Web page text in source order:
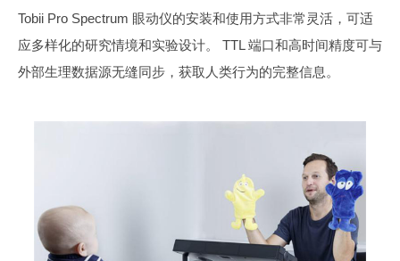
Tobii Pro Spectrum 眼动仪的安装和使用方式非常灵活，可适
应多样化的研究情境和实验设计。 TTL 端口和高时间精度可与
外部生理数据源无缝同步，获取人类行为的完整信息。